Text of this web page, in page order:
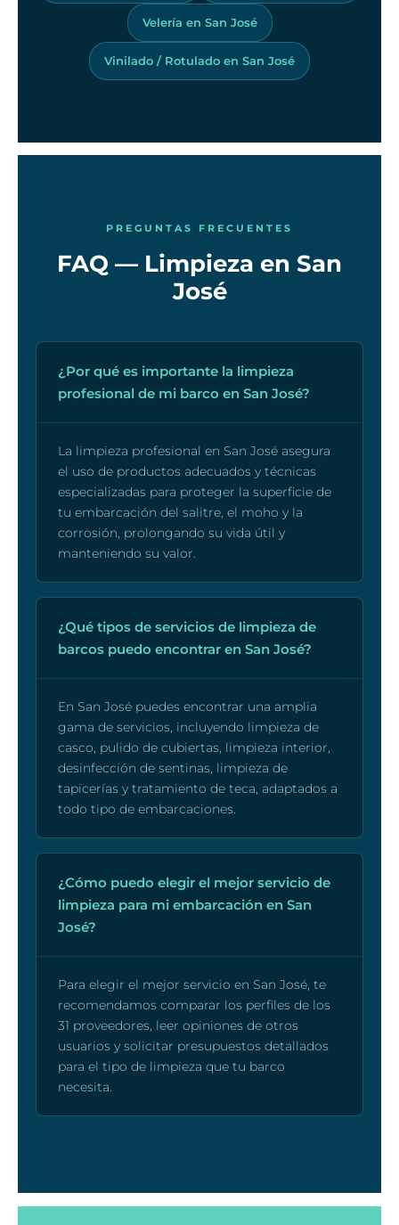
Velería en San José
Vinilado / Rotulado en San José
PREGUNTAS FRECUENTES
FAQ — Limpieza en San
José
¿Por qué es importante la limpieza
profesional de mi barco en San José?
La limpieza profesional en San José asegura
el uso de productos adecuados y técnicas
especializadas para proteger la superficie de
tu embarcación del salitre, el moho y la
corrosión, prolongando su vida útil y
manteniendo su valor.
¿Qué tipos de servicios de limpieza de
barcos puedo encontrar en San José?
En San José puedes encontrar una amplia
gama de servicios, incluyendo limpieza de
casco, pulido de cubiertas, limpieza interior,
desinfección de sentinas, limpieza de
tapicerías y tratamiento de teca, adaptados a
todo tipo de embarcaciones.
¿Cómo puedo elegir el mejor servicio de
limpieza para mi embarcación en San
José?
Para elegir el mejor servicio en San José, te
recomendamos comparar los perfiles de los
31 proveedores, leer opiniones de otros
usuarios y solicitar presupuestos detallados
para el tipo de limpieza que tu barco
necesita.